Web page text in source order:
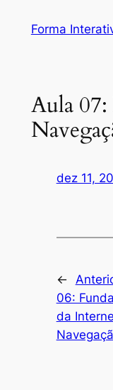
Forma
Aula
dez 11,
←
06:
da